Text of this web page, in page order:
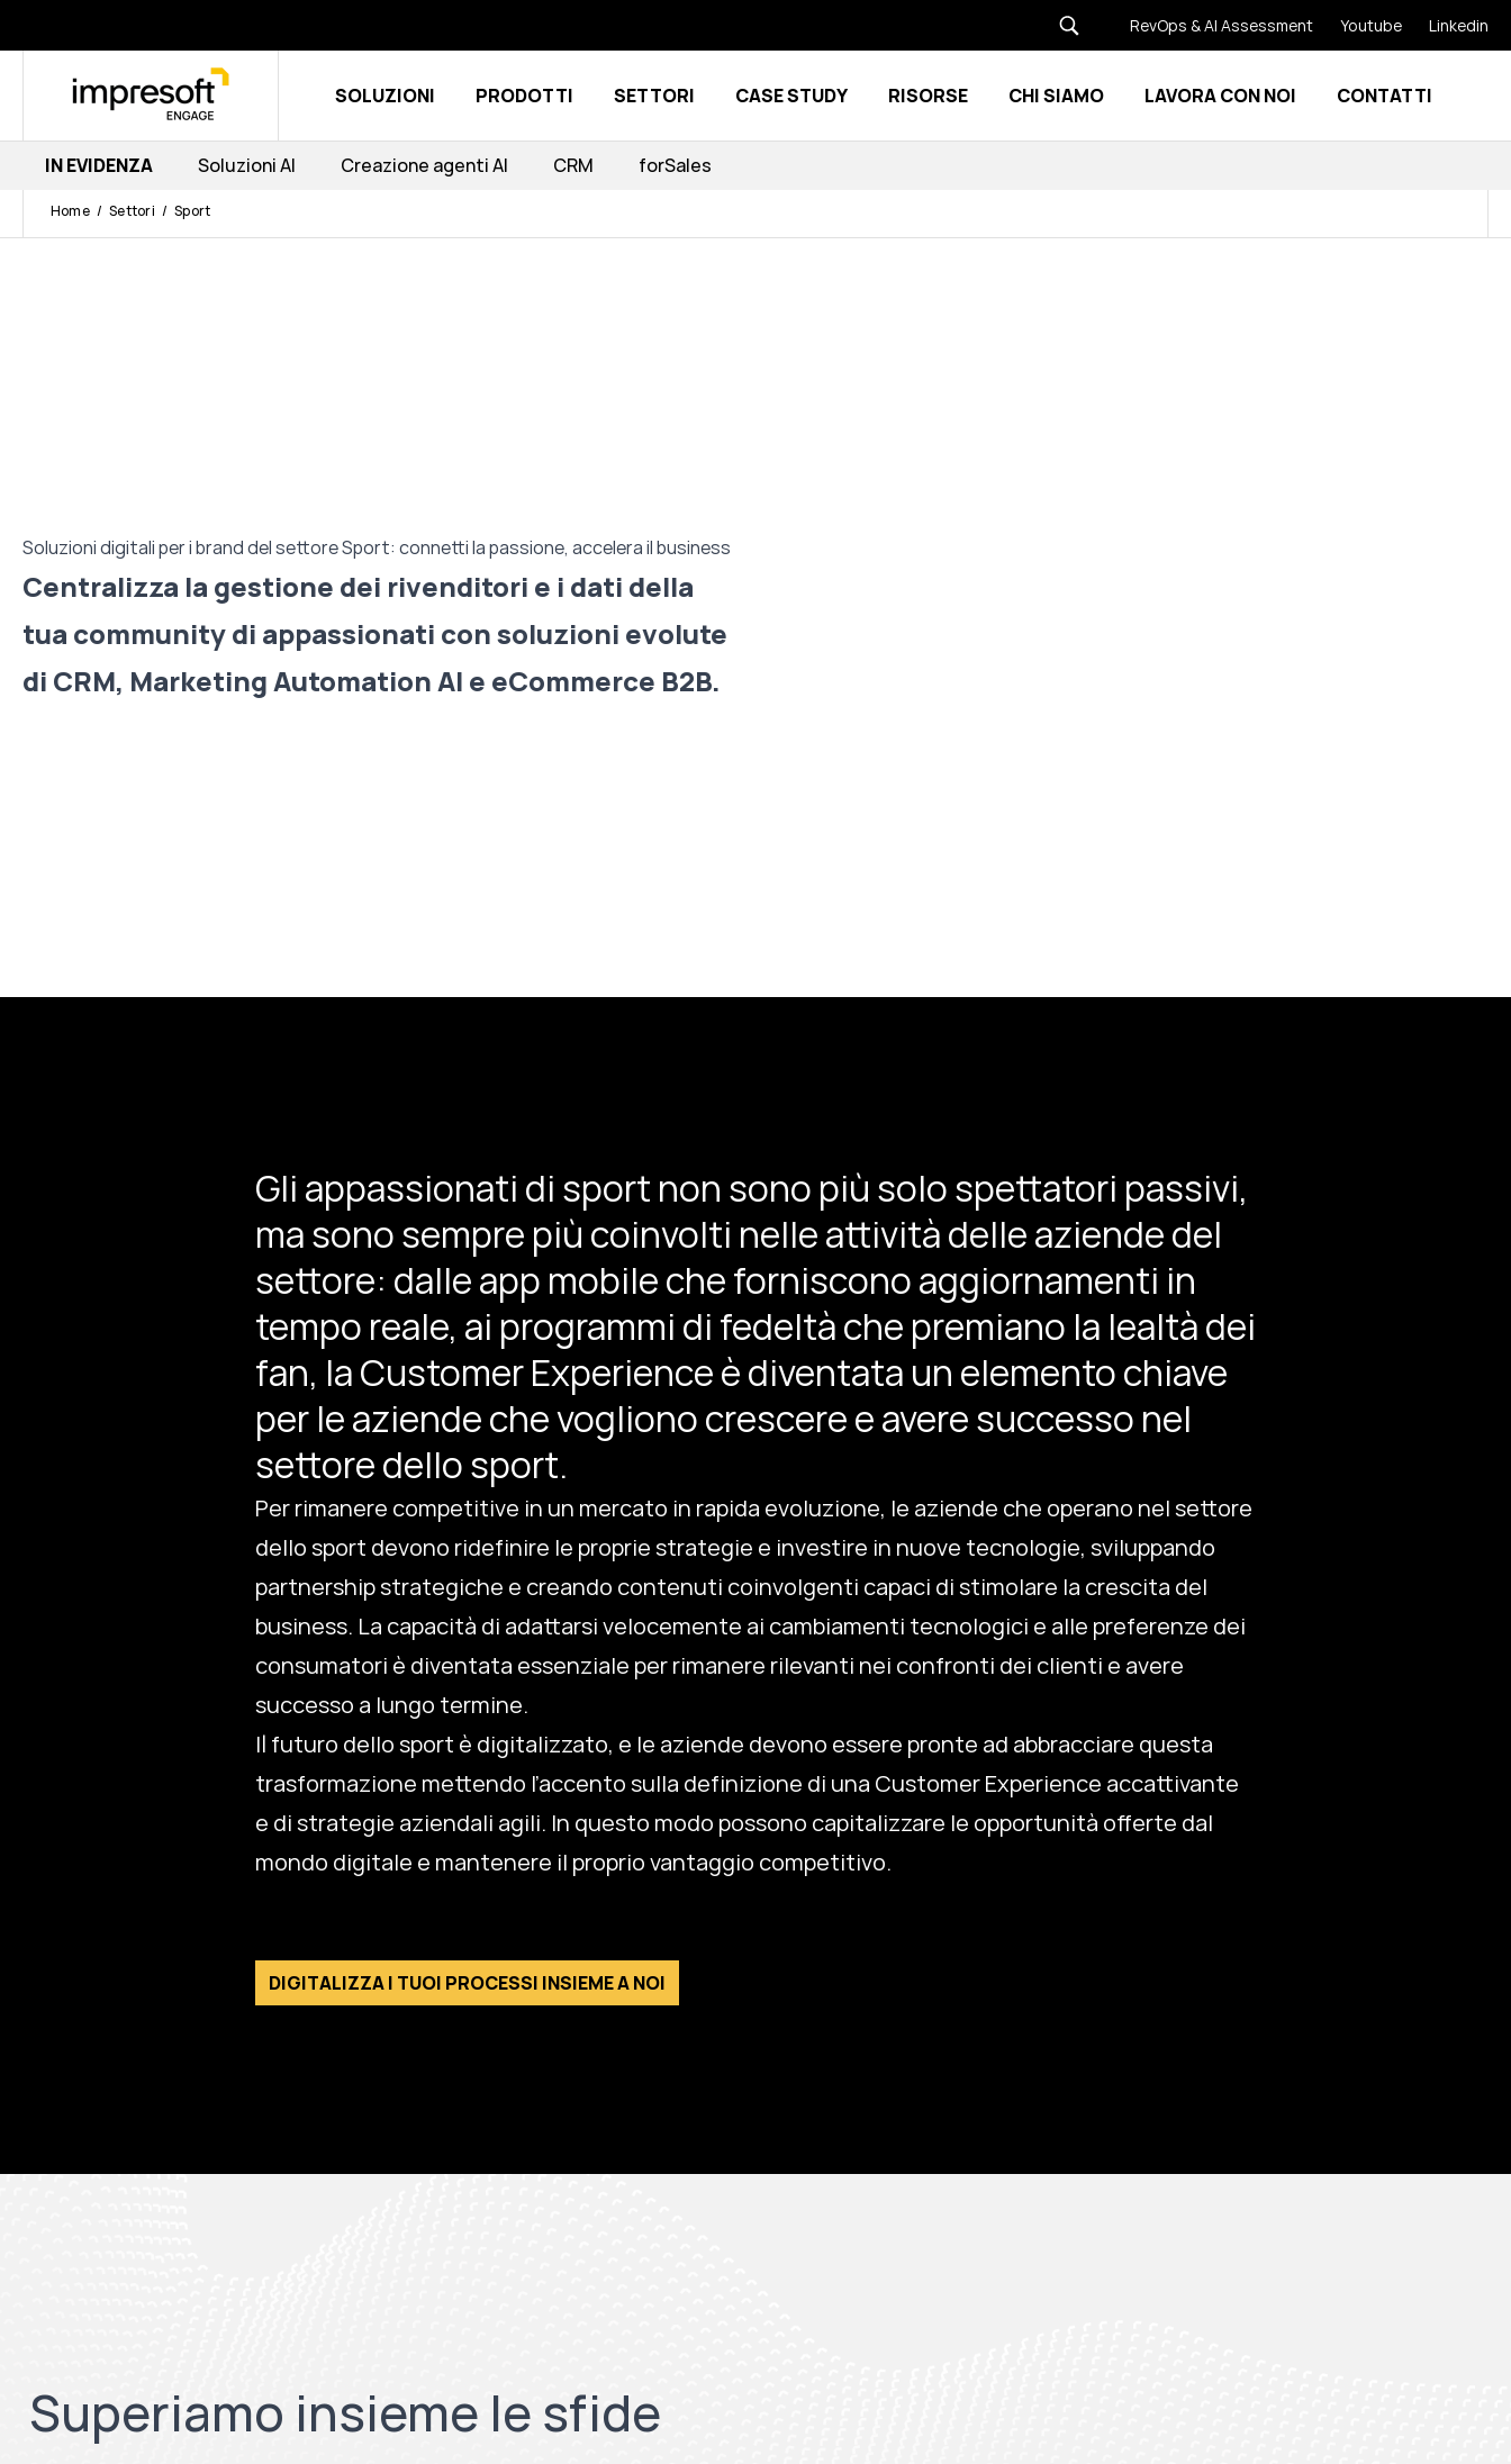
RevOps & AI Assessment Youtube Linkedin
SOLUZIONI PRODOTTI Show submenu for Prodotti
SETTORI Show submenu for Settori
CASE STUDY RISORSE Show submenu for Risorse
CHI SIAMO Show submenu for Chi siamo
LAVORA CON NOI CONTATTI
IN EVIDENZA Soluzioni AI Creazione agenti AI CRM forSales
Home Settori Sport
Soluzioni digitali per i brand del settore Sport: connetti la passione, accelera il business
Centralizza la gestione dei rivenditori e i dati della
tua community di appassionati con soluzioni evolute
di CRM, Marketing Automation AI e eCommerce B2B.
Gli appassionati di sport non sono più solo spettatori passivi,
ma sono sempre più coinvolti nelle attività delle aziende del
settore: dalle app mobile che forniscono aggiornamenti in
tempo reale, ai programmi di fedeltà che premiano la lealtà dei
fan, la Customer Experience è diventata un elemento chiave
per le aziende che vogliono crescere e avere successo nel
settore dello sport.
Per rimanere competitive in un mercato in rapida evoluzione, le aziende che operano nel settore
dello sport devono ridefinire le proprie strategie e investire in nuove tecnologie, sviluppando
partnership strategiche e creando contenuti coinvolgenti capaci di stimolare la crescita del
business. La capacità di adattarsi velocemente ai cambiamenti tecnologici e alle preferenze dei
consumatori è diventata essenziale per rimanere rilevanti nei confronti dei clienti e avere
successo a lungo termine.
Il futuro dello sport è digitalizzato, e le aziende devono essere pronte ad abbracciare questa
trasformazione mettendo l’accento sulla definizione di una Customer Experience accattivante
e di strategie aziendali agili. In questo modo possono capitalizzare le opportunità offerte dal
mondo digitale e mantenere il proprio vantaggio competitivo.
DIGITALIZZA I TUOI PROCESSI INSIEME A NOI
Superiamo insieme le sfide